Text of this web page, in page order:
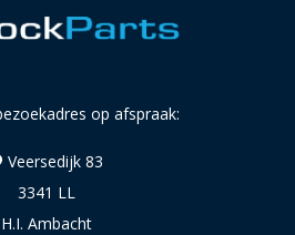
op afspraak:
Veersedijk 83
3341 LL
H.I. Ambacht